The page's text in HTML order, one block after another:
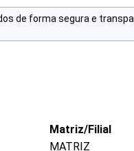
de forma segura e
Matriz/Filial
MATRIZ